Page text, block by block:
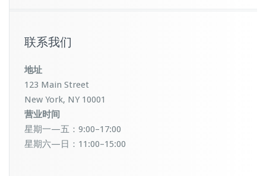
联系我们
地址
123 Main Street
New York, NY 10001
营业时间
星期一—五：9:00–17:00
星期六—日：11:00–15:00